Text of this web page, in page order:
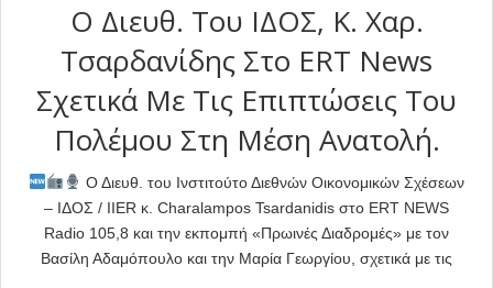
Ο Διευθ. Του ΙΔΟΣ, Κ. Χαρ.
Τσαρδανίδης Στο ERT News
Σχετικά Με Τις Επιπτώσεις Του
Πολέμου Στη Μέση Ανατολή.
Ο Διευθ. του Ινστιτούτο Διεθνών Οικονομικών Σχέσεων
– ΙΔΟΣ / IIER κ. Charalampos Tsardanidis στο ERT NEWS
Radio 105,8 και την εκπομπή «Πρωινές Διαδρομές» με τον
Βασίλη Αδαμόπουλο και την Μαρία Γεωργίου, σχετικά με τις